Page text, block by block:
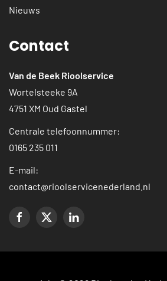
Nieuws
Contact
Van de Beek Rioolservice
Wortelsteeke 9A
4751 XM Oud Gastel
Centrale telefoonnummer:
0165 235 011
E-mail:
contact@rioolservicenederland.nl